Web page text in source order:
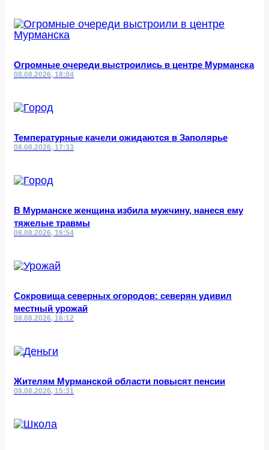
Огромные очереди выстроились в центре Мурманска
08.08.2026, 18:04
Температурные качели ожидаются в Заполярье
08.08.2026, 17:33
В Мурманске женщина избила мужчину, нанеся ему
тяжелые травмы
08.08.2026, 16:54
Сокровища северных огородов: северян удивил
местный урожай
08.08.2026, 16:12
Жителям Мурманской области повысят пенсии
08.08.2026, 15:31